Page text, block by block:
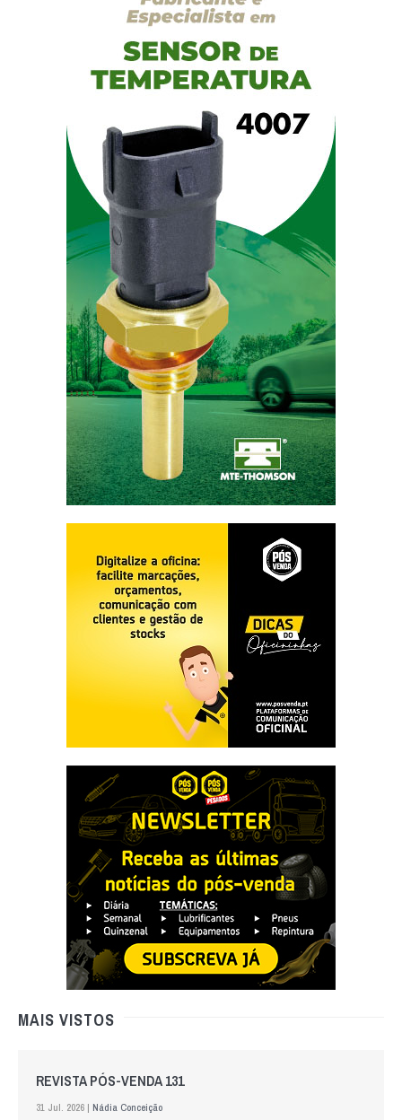
MAIS VISTOS
REVISTA PÓS-VENDA 131
31 Jul. 2026 | Nádia Conceição